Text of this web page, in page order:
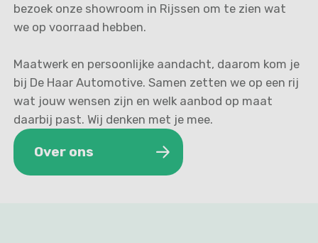
bezoek onze showroom in Rijssen om te zien wat
we op voorraad hebben.
Maatwerk en persoonlijke aandacht, daarom kom je
bij De Haar Automotive. Samen zetten we op een rij
wat jouw wensen zijn en welk aanbod op maat
daarbij past. Wij denken met je mee.
Over ons